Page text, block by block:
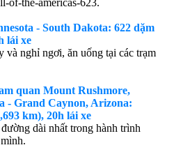
- South Dakota: 622 dặm
lái xe
và nghỉ ngơi, ăn uống tại các trạm
quan Mount Rushmore,
- Grand Caynon, Arizona:
km), 20h lái xe
dài nhất trong hành trình